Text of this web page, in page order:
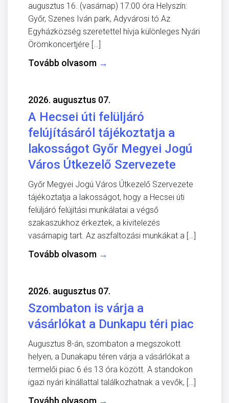
augusztus 16. (vasárnap) 17:00 óra Helyszín:
Győr, Szenes Iván park, Adyvárosi tó Az
Egyházközség szeretettel hívja különleges Nyári
Örömkoncertjére […]
Tovább olvasom →
2026. augusztus 07.
A Hecsei úti felüljáró
felújításáról tájékoztatja a
lakosságot Győr Megyei Jogú
Város Útkezelő Szervezete
Győr Megyei Jogú Város Útkezelő Szervezete
tájékoztatja a lakosságot, hogy a Hecsei úti
felüljáró felújítási munkálatai a végső
szakaszukhoz érkeztek, a kivitelezés
vasárnapig tart. Az aszfaltozási munkákat a […]
Tovább olvasom →
2026. augusztus 07.
Szombaton is várja a
vásárlókat a Dunkapu téri piac
Augusztus 8-án, szombaton a megszokott
helyen, a Dunakapu téren várja a vásárlókat a
termelői piac 6 és 13 óra között. A standokon
igazi nyári kínállattal találkozhatnak a vevők, […]
Tovább olvasom →